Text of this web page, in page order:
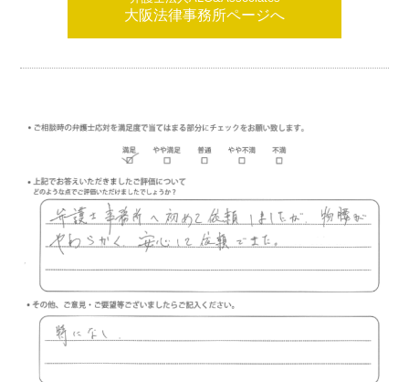
大阪法律事務所ページへ